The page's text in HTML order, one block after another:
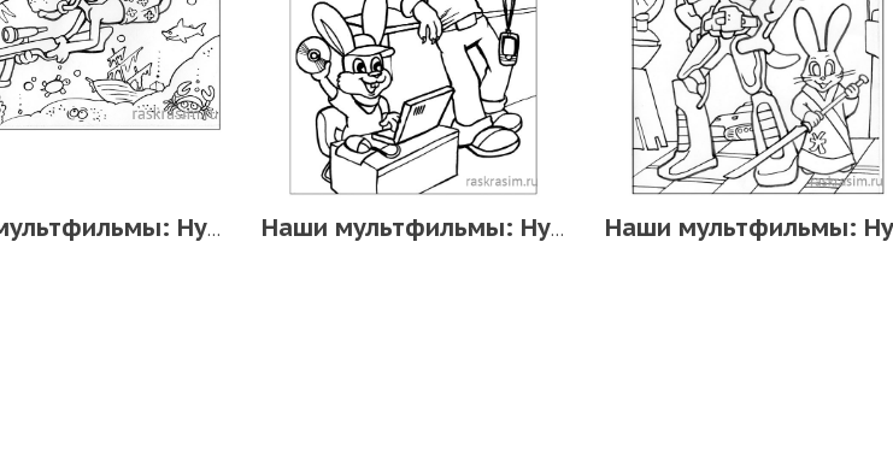
Наши мультфильмы: Ну, погоди! Наши мультфильмы: Ну, погоди!